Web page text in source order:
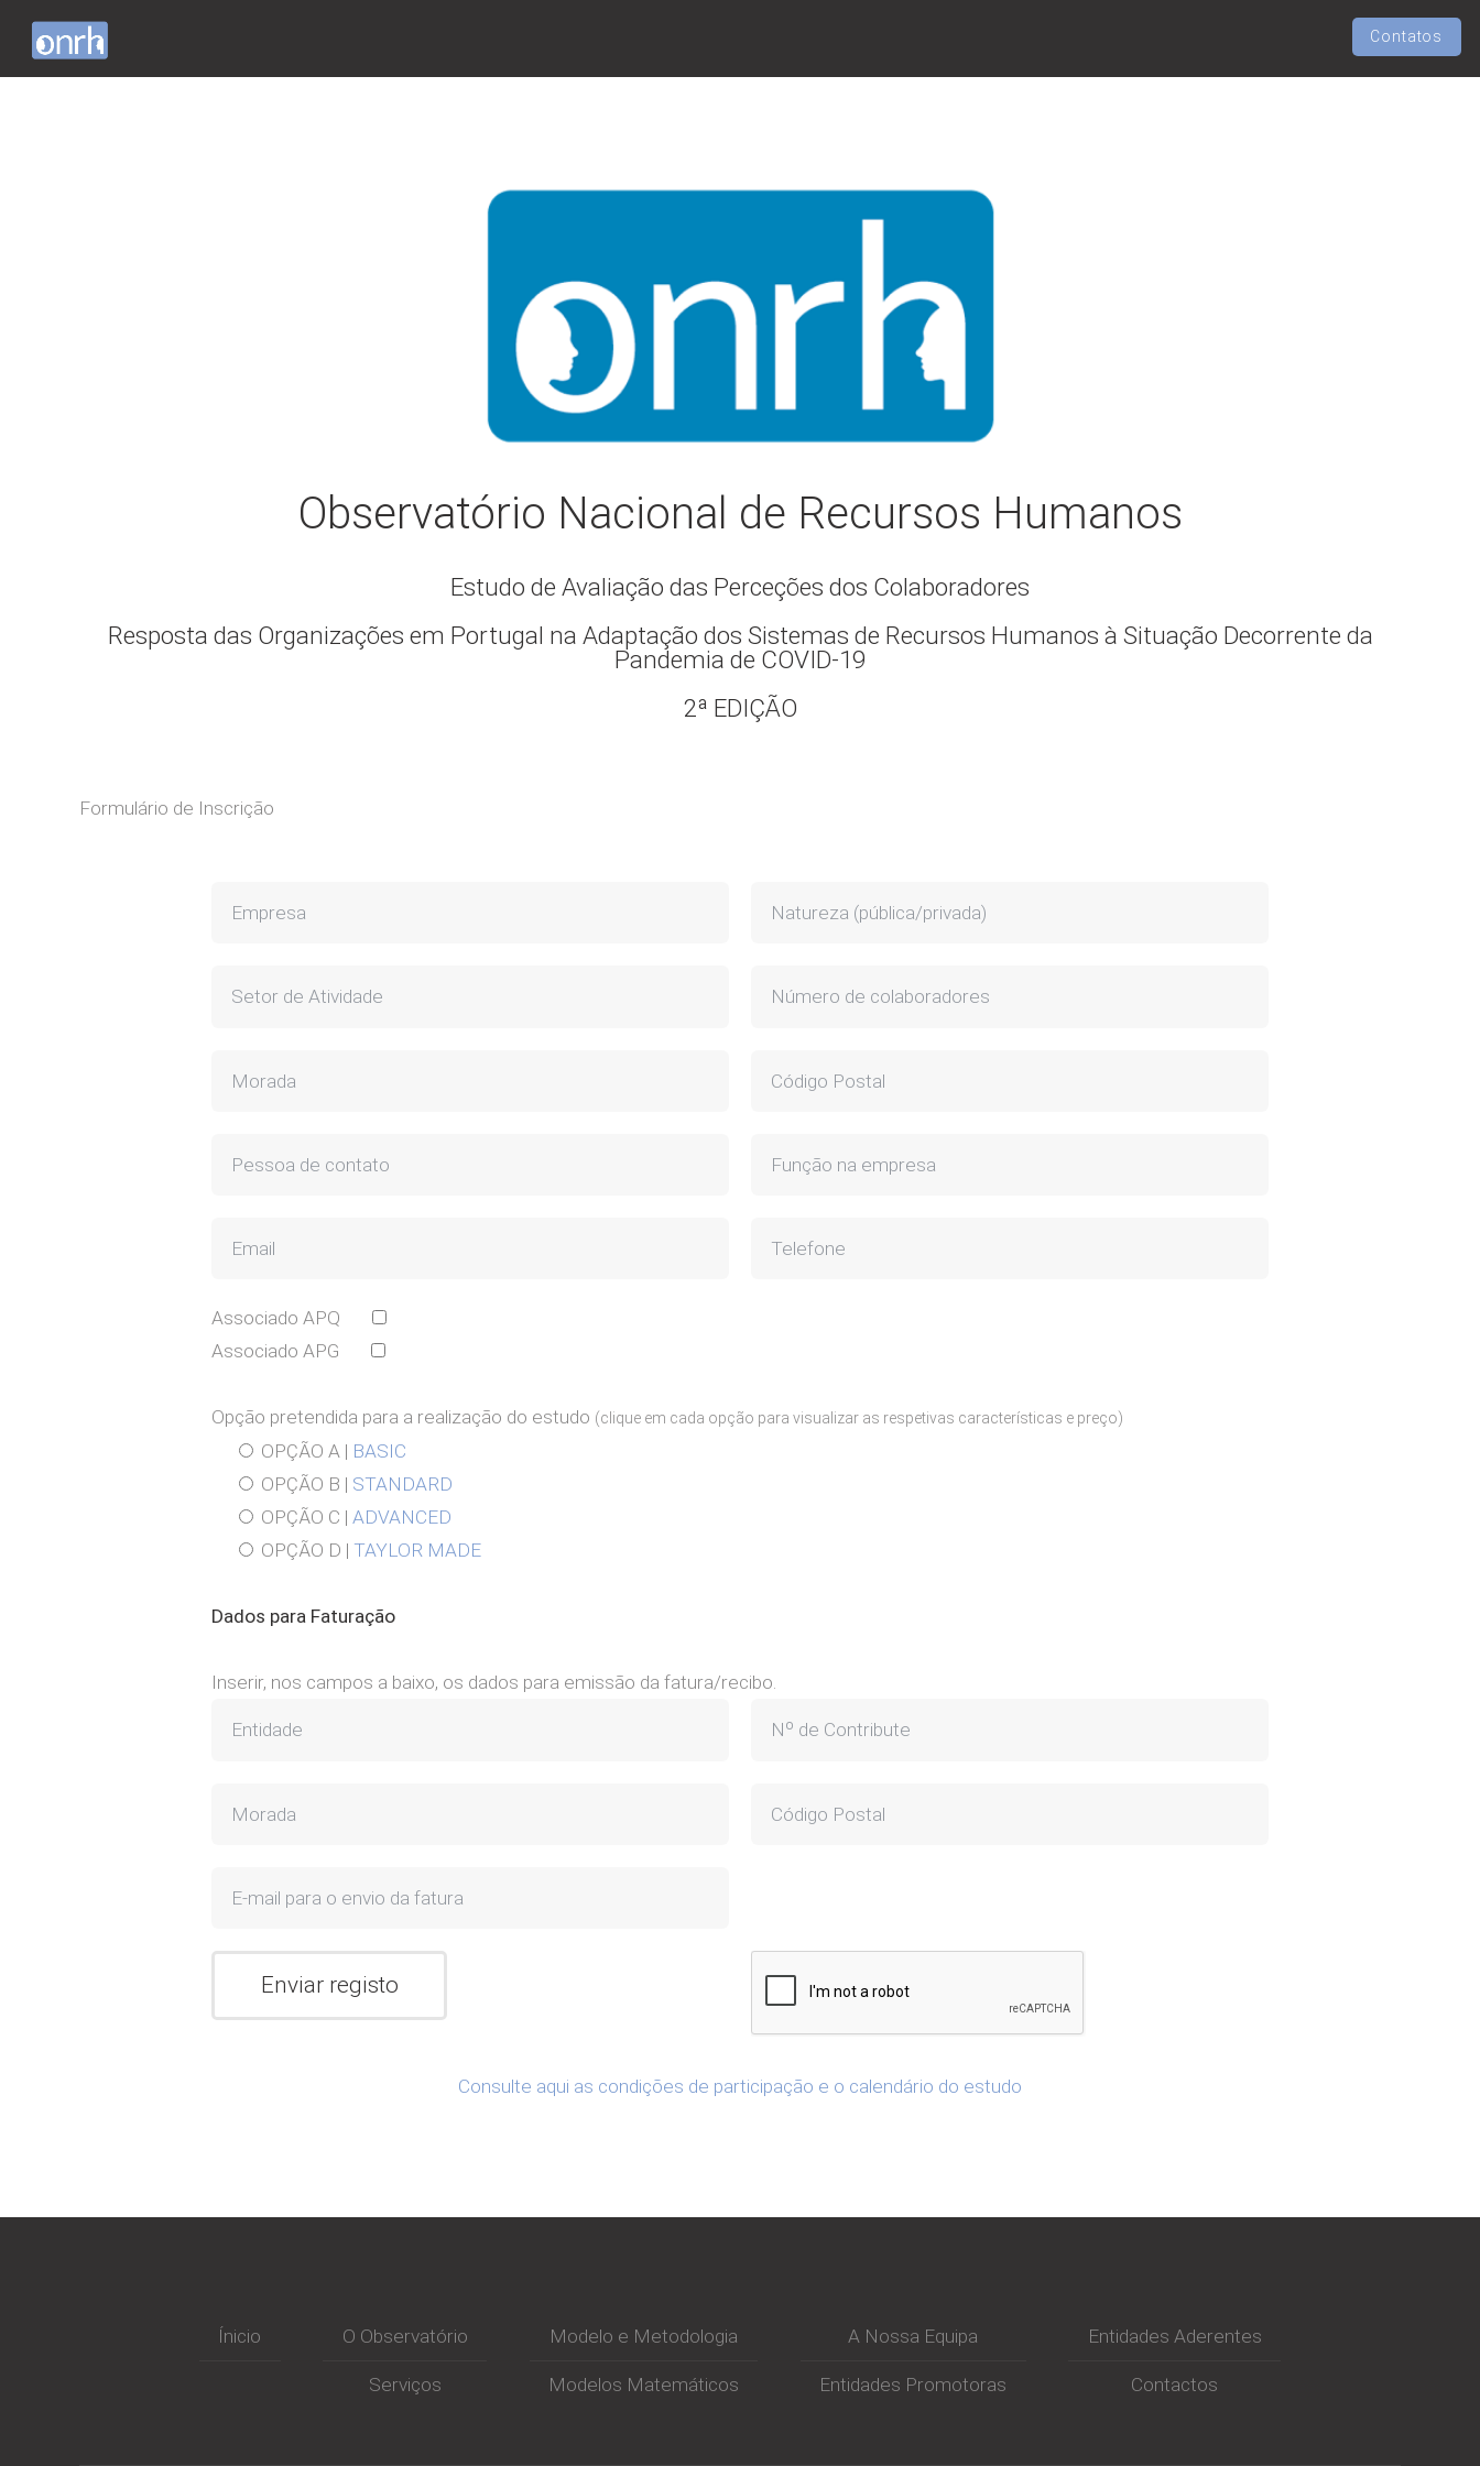
Contatos
Observatório Nacional de Recursos Humanos
Estudo de Avaliação das Perceções dos Colaboradores
Resposta das Organizações em Portugal na Adaptação dos Sistemas de Recursos Humanos à Situação Decorrente da
Pandemia de COVID-19
2ª EDIÇÃO
Formulário de Inscrição
Associado APQ
Associado APG
Opção pretendida para a realização do estudo (clique em cada opção para visualizar as respetivas características e preço)
OPÇÃO A | BASIC
OPÇÃO B | STANDARD
OPÇÃO C | ADVANCED
OPÇÃO D | TAYLOR MADE
Dados para Faturação
Inserir, nos campos a baixo, os dados para emissão da fatura/recibo.
Consulte aqui as condições de participação e o calendário do estudo
Ínicio O Observatório
Serviços
Modelo e Metodologia
Modelos Matemáticos
A Nossa Equipa
Entidades Promotoras
Entidades Aderentes
Contactos